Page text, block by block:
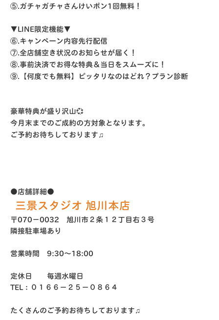
⑤.ガチャガチャさんけいポン1回無料！
▼LINE限定機能▼
⑥.キャンペーン内容先行配信
⑦.全店舗空き状況のお知らせが届く！
⑧.事前決済でお得な特典＆当日をスムーズに！
⑨.【何度でも無料】ピッタリなのはどれ？プラン診断
豪華特典が盛り沢山💞
今月末までのご成約の方対象となります。
ご予約お待ちしております♫
●店舗詳細●
三景スタジオ 旭川本店
〒070−0032 旭川市２条１２丁目右３号
隣接駐車場あり
営業時間 9:30〜18:00
定休日 毎週水曜日
TEL：０１６６−２５−０８６４
たくさんのご予約お待ちしております♫